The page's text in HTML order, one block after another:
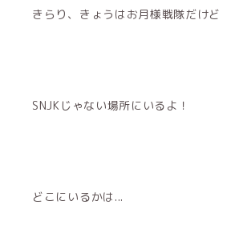
きらり、きょうはお月様戦隊だけど
SNJKじゃない場所にいるよ！
どこにいるかは...